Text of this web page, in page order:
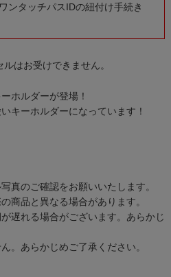
ンタッチパスIDの紐付け手続き
はお受けできません。
ホルダーが登場！
キーホルダーになっています！
真のご確認をお願いいたします。
商品と異なる場合があります。
遅れる場合がございます。あらかじ
。あらかじめご了承ください。